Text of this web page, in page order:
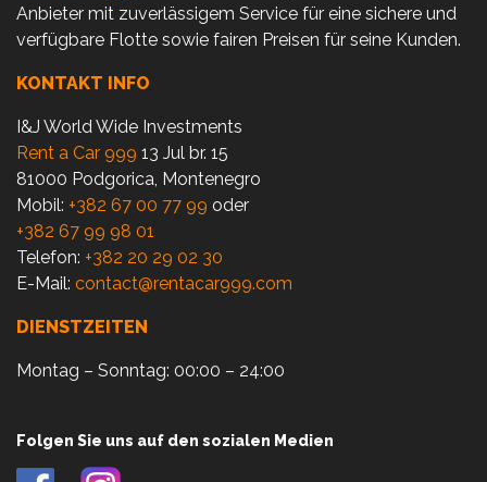
Anbieter mit zuverlässigem Service für eine sichere und
verfügbare Flotte sowie fairen Preisen für seine Kunden.
KONTAKT INFO
I&J World Wide Investments
Rent a Car 999 13 Jul br. 15
81000 Podgorica, Montenegro
Mobil: +382 67 00 77 99 oder
+382 67 99 98 01
Telefon: +382 20 29 02 30
E-Mail: contact@rentacar999.com
DIENSTZEITEN
Montag – Sonntag: 00:00 – 24:00
Folgen Sie uns auf den sozialen Medien